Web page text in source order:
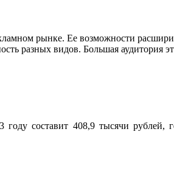
рынке. Ее возможности
разных видов. Большая аудитория
составит 408,9 тысячи рублей,